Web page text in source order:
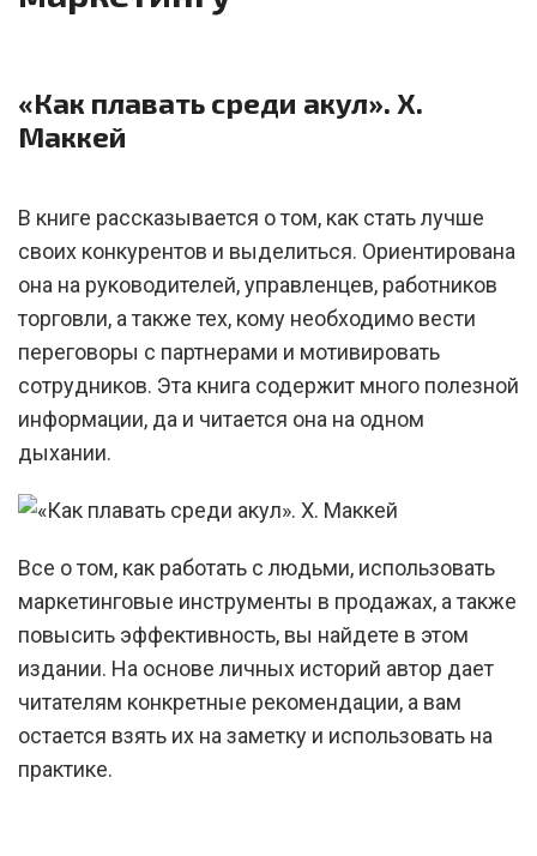
«Как плавать среди акул». Х.
Маккей
В книге рассказывается о том, как стать лучше
своих конкурентов и выделиться. Ориентирована
она на руководителей, управленцев, работников
торговли, а также тех, кому необходимо вести
переговоры с партнерами и мотивировать
сотрудников. Эта книга содержит много полезной
информации, да и читается она на одном
дыхании.
Все о том, как работать с людьми, использовать
маркетинговые инструменты в продажах, а также
повысить эффективность, вы найдете в этом
издании. На основе личных историй автор дает
читателям конкретные рекомендации, а вам
остается взять их на заметку и использовать на
практике.